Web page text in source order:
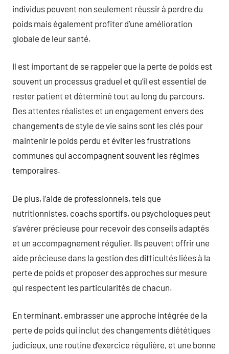
individus peuvent non seulement réussir à perdre du
poids mais également profiter d’une amélioration
globale de leur santé.
Il est important de se rappeler que la perte de poids est
souvent un processus graduel et qu’il est essentiel de
rester patient et déterminé tout au long du parcours.
Des attentes réalistes et un engagement envers des
changements de style de vie sains sont les clés pour
maintenir le poids perdu et éviter les frustrations
communes qui accompagnent souvent les régimes
temporaires.
De plus, l’aide de professionnels, tels que
nutritionnistes, coachs sportifs, ou psychologues peut
s’avérer précieuse pour recevoir des conseils adaptés
et un accompagnement régulier. Ils peuvent offrir une
aide précieuse dans la gestion des difficultés liées à la
perte de poids et proposer des approches sur mesure
qui respectent les particularités de chacun.
En terminant, embrasser une approche intégrée de la
perte de poids qui inclut des changements diététiques
judicieux, une routine d’exercice régulière, et une bonne